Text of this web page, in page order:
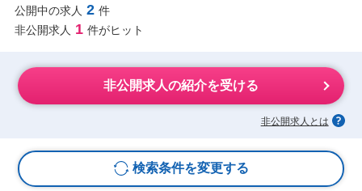
公開中の求人 2 件
非公開求人 1 件がヒット
非公開求人の紹介を受ける
非公開求人とは
検索条件を変更する